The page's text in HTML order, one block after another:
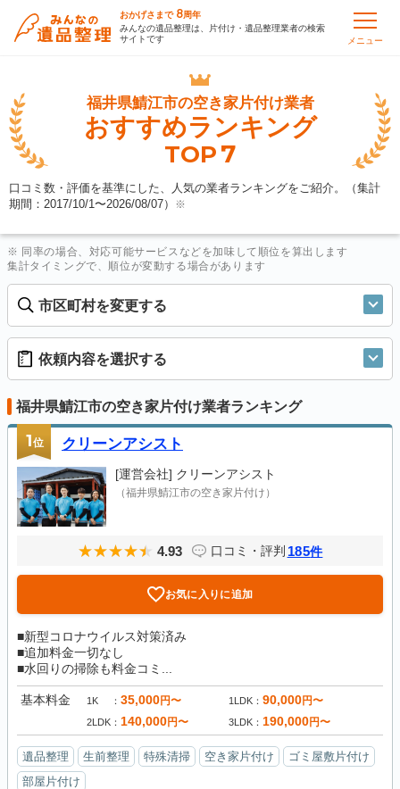
おかげさまで 8周年
みんなの遺品整理は、片付け・遺品整理業者の検索
サイトです
メニュー
福井県鯖江市の空き家片付け業者
おすすめランキング
TOP7
口コミ数・評価を基準にした、人気の業者ランキングをご紹介。（集計
期間：2017/10/1〜2026/08/07） ※
※ 同率の場合、対応可能サービスなどを加味して順位を算出します
集計タイミングで、順位が変動する場合があります
市区町村を変更する
依頼内容を選択する
福井県鯖江市の空き家片付け業者ランキング
1位 クリーンアシスト
[運営会社] クリーンアシスト
（福井県鯖江市の空き家片付け）
4.93 口コミ・評判 185件
お気に入りに追加
■新型コロナウイルス対策済み
■追加料金一切なし
■水回りの掃除も料金コミ...
基本料金 1K 35,000円〜 1LDK 90,000円〜
2LDK 140,000円〜 3LDK 190,000円〜
遺品整理 生前整理 特殊清掃 空き家片付け
ゴミ屋敷片付け
部屋片付け